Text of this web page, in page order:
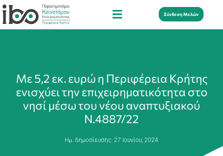
Σύνδεση Μελών
Με 5,2 εκ. ευρώ η Περιφέρεια Κρήτης
ενισχύει την επιχειρηματικότητα στο
νησί μέσω του νέου αναπτυξιακού
Ν.4887/22
Ημ. δημοσίευσης: 27 Ιουνίου, 2024